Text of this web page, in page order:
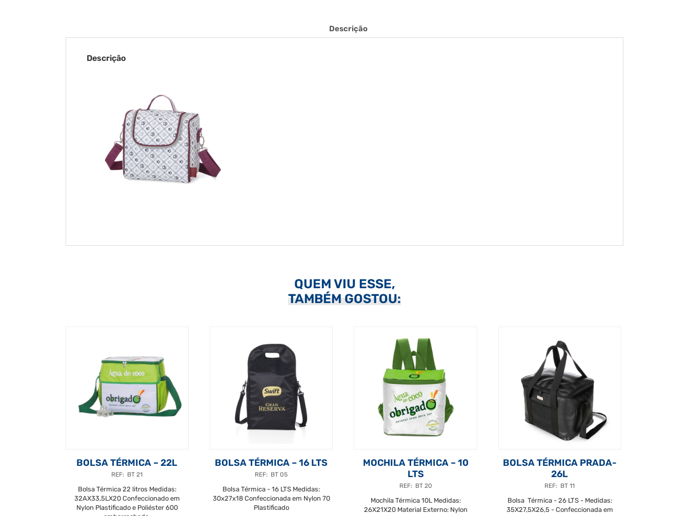
Descrição
Descrição
QUEM VIU ESSE,
TAMBÉM GOSTOU:
BOLSA TÉRMICA – 22L
REF: BT 21
Bolsa Térmica 22 litros Medidas:
32AX33,5LX20 Confeccionado em
Nylon Plastificado e Poliéster 600
BOLSA TÉRMICA – 16 LTS
REF: BT 05
Bolsa Térmica - 16 LTS Medidas:
30x27x18 Confeccionada em Nylon 70
Plastificado
MOCHILA TÉRMICA – 10
LTS
REF: BT 20
Mochila Térmica 10L Medidas:
26X21X20 Material Externo: Nylon
BOLSA TÉRMICA PRADA-
26L
REF: BT 11
Bolsa Térmica - 26 LTS - Medidas:
35X27,5X26,5 - Confeccionada em